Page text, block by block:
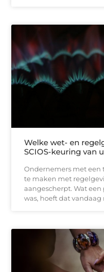
Welke wet- en
SCIOS-keuring van
Ondernemers met
te maken met
aangescherpt. Wat
was, hoeft dat vandaag